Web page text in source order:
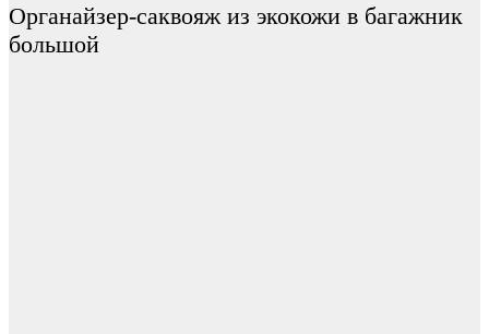
Органайзер-саквояж из экокожи в багажник
большой